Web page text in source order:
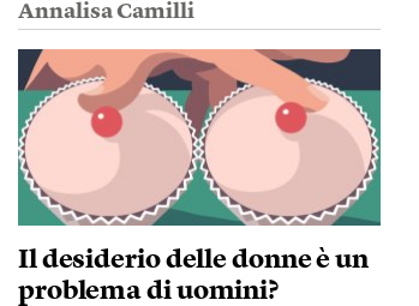
Annalisa Camilli
Il desiderio delle donne è un
problema di uomini?